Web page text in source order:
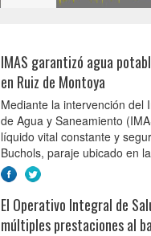
IMAS garantizó agua
en Ruiz de Montoya
Mediante la intervención del
de Agua y Saneamiento
líquido vital constante y
Buchols, paraje ubicado en
El Operativo Integral de
múltiples prestaciones al